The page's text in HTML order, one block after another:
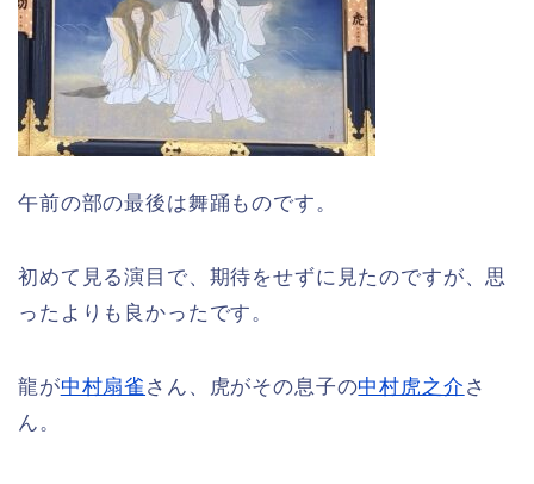
午前の部の最後は舞踊ものです。
初めて見る演目で、期待をせずに見たのですが、思
ったよりも良かったです。
龍が中村扇雀 さん、虎がその息子の中村虎之介 さ
ん。